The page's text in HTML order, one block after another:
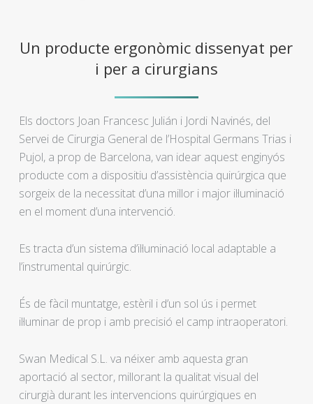
Un producte ergonòmic dissenyat per
i per a cirurgians
Els doctors Joan Francesc Julián i Jordi Navinés, del
Servei de Cirurgia General de l’Hospital Germans Trias i
Pujol, a prop de Barcelona, ​​van idear aquest enginyós
producte com a dispositiu d’assistència quirúrgica que
sorgeix de la necessitat d’una millor i major il·luminació
en el moment d’una intervenció.
Es tracta d’un sistema d’il·luminació local adaptable a
l’instrumental quirúrgic.
És de fàcil muntatge, estèril i d’un sol ús i permet
il·luminar de prop i amb precisió el camp intraoperatori.
Swan Medical S.L. va néixer amb aquesta gran
aportació al sector, millorant la qualitat visual del
cirurgià durant les intervencions quirúrgiques en